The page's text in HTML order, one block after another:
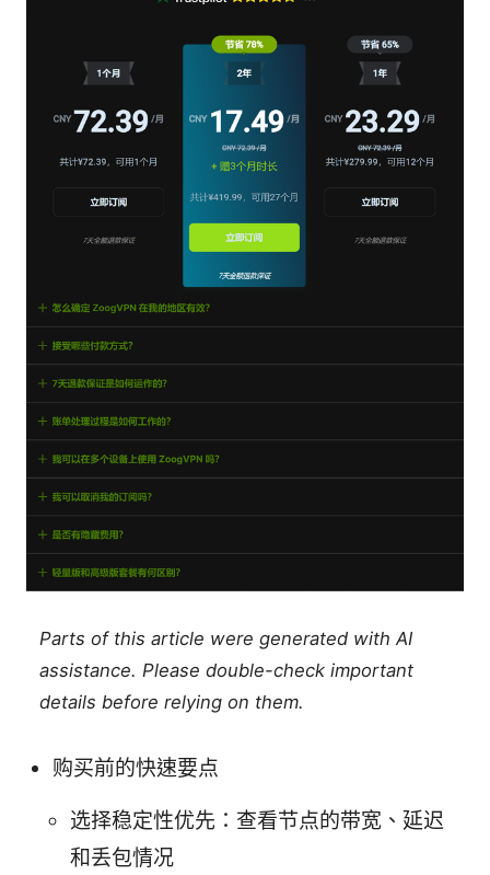
Parts of this article were generated with AI
assistance. Please double-check important
details before relying on them.
购买前的快速要点
选择稳定性优先：查看节点的带宽、延迟
和丢包情况